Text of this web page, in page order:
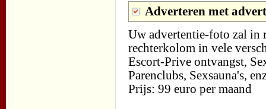
Adverteren met
Uw advertentie-foto zal in
rechterkolom in vele
Escort-Prive ontvangst,
Parenclubs, Sexsauna's,
Prijs: 99 euro per maand